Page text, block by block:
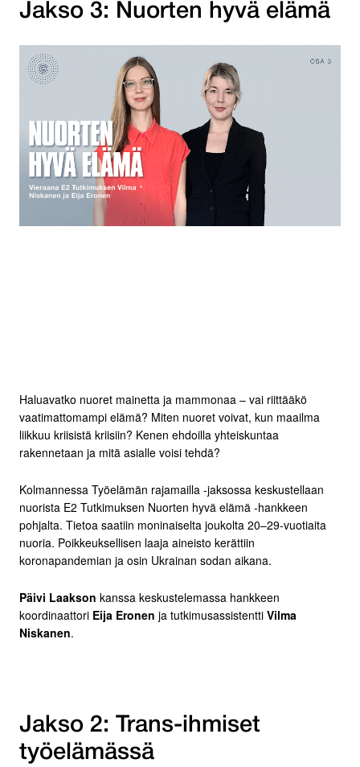
Jakso 3: Nuorten hyvä elämä
Haluavatko nuoret mainetta ja mammonaa – vai riittääkö
vaatimattomampi elämä? Miten nuoret voivat, kun maailma
liikkuu kriisistä kriisiin? Kenen ehdoilla yhteiskuntaa
rakennetaan ja mitä asialle voisi tehdä?
Kolmannessa Työelämän rajamailla -jaksossa keskustellaan
nuorista E2 Tutkimuksen Nuorten hyvä elämä -hankkeen
pohjalta. Tietoa saatiin moninaiselta joukolta 20–29-vuotiaita
nuoria. Poikkeuksellisen laaja aineisto kerättiin
koronapandemian ja osin Ukrainan sodan aikana.
Päivi Laakson kanssa keskustelemassa hankkeen
koordinaattori Eija Eronen ja tutkimusassistentti Vilma
Niskanen.
Jakso 2: Trans-ihmiset
työelämässä